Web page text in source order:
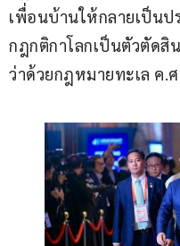
เพื่อนบ้านให้กลายเป็น
กฎกติกาโลกเป็นตัวตัด
ว่าด้วยกฎหมายทะเล ค.ศ